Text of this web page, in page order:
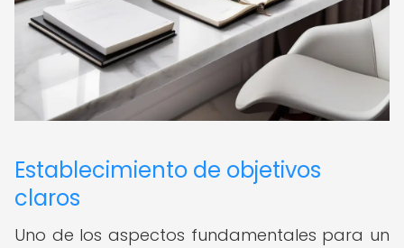
Establecimiento de objetivos
claros
Uno de los aspectos fundamentales para un